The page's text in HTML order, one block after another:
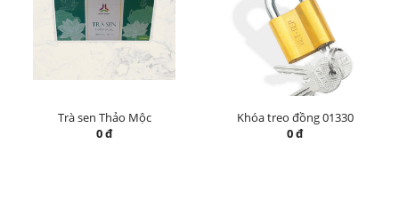
Trà sen Thảo Mộc
0 đ
Khóa treo đồng 01330
0 đ